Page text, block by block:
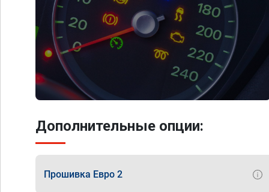
Дополнительные опции:
Прошивка Евро 2